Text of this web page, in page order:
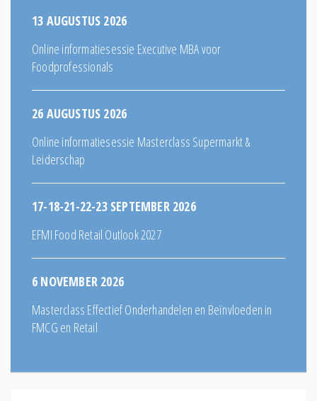
13 AUGUSTUS 2026
Online informatiesessie Executive MBA voor
Foodprofessionals
26 AUGUSTUS 2026
Online informatiesessie Masterclass Supermarkt &
Leiderschap
17-18-21-22-23 SEPTEMBER 2026
EFMI Food Retail Outlook 2027
6 NOVEMBER 2026
Masterclass Effectief Onderhandelen en Beïnvloeden in
FMCG en Retail